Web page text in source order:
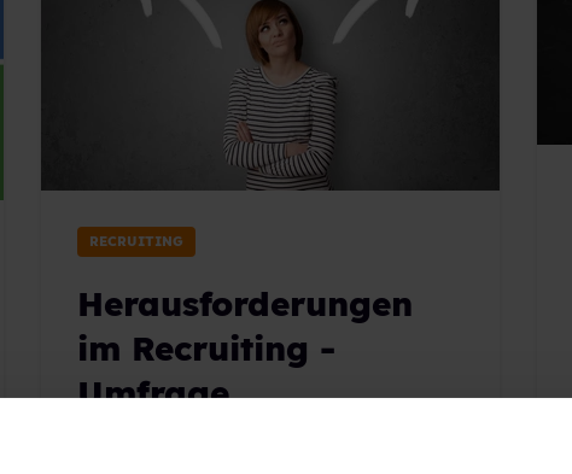
RECRUITING
Herausforderungen
im Recruiting -
Umfrage